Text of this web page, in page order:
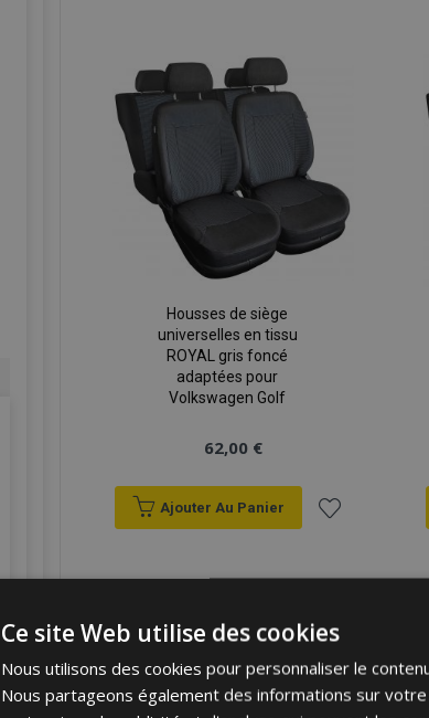
Housses de siège
universelles en tissu
ROYAL gris foncé
adaptées pour
Volkswagen Golf
62,00 €
Ajouter Au Panier
liste
d'achats
Ce site Web utilise des cookies
Nous utilisons des cookies pour personnaliser le
Nous partageons également des informations sur